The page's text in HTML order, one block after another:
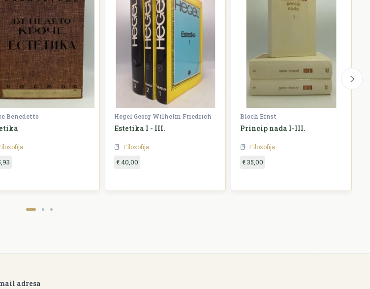
Benedetto Hegel Georg Wilhelm Friedrich
Estetika I - III.
Filozofija
€ 40,00
Bloch Ernst
Princip nada I-III.
Filozofija
€ 35,00
adresa